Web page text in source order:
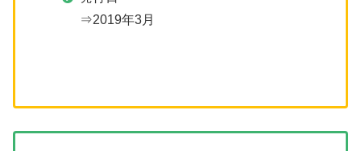
⇒2019年3月